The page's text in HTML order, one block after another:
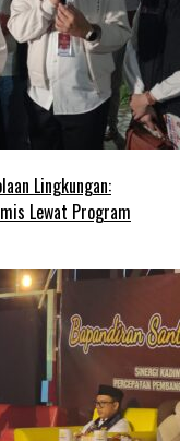
Lingkungan:
Lewat Program